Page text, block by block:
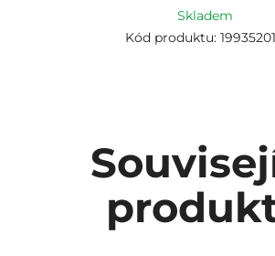
Skladem
Kód produktu: